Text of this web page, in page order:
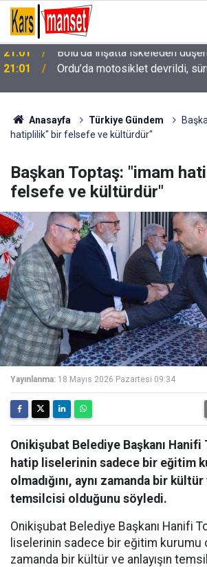
21:01 Ordu’da motosiklet devrildi,
Anasayfa Türkiye Gündem
hatiplilik" bir felsefe ve kültürdür"
Başkan Toptaş: "imam
felsefe ve kültürdür"
Yayınlanma: 18 Mayıs 2026 Pazartesi 09:34
Onikişubat Belediye Başkanı
hatip liselerinin sadece bir eğitim
olmadığını, aynı zamanda bir kültür
temsilcisi olduğunu söyledi.
Onikişubat Belediye Başkanı Hanifi
liselerinin sadece bir eğitim kurumu
zamanda bir kültür ve anlayışın